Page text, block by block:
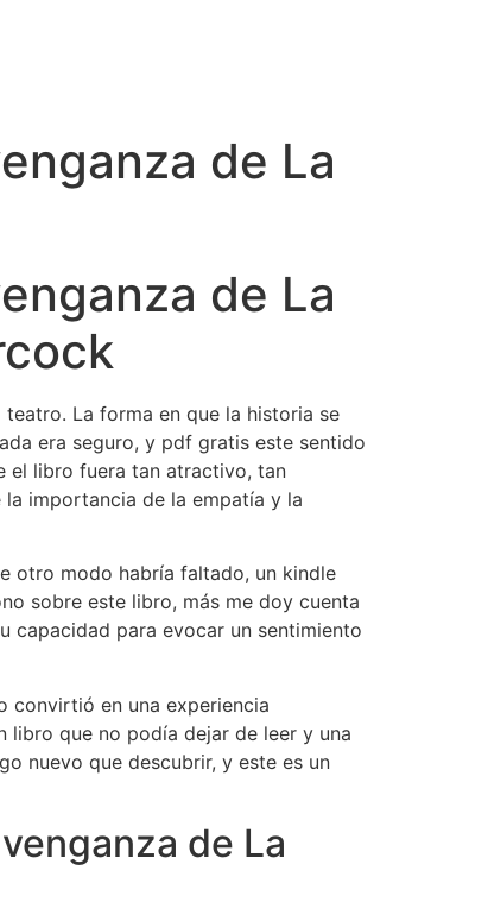
de La
de La
La forma en que la historia se
era seguro, y pdf gratis este sentido
el libro fuera tan atractivo, tan
importancia de la empatía y la
otro modo habría faltado, un kindle
sobre este libro, más me doy cuenta
capacidad para evocar un sentimiento
convirtió en una experiencia
libro que no podía dejar de leer y una
nuevo que descubrir, y este es un
de La